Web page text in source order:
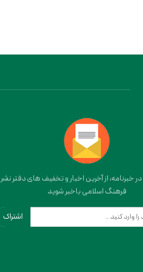
خبرنامه، از آخرین اخبار و تخفیف های دفتر نشر
فرهنگ اسلامی باخبر شوید
اشتراک